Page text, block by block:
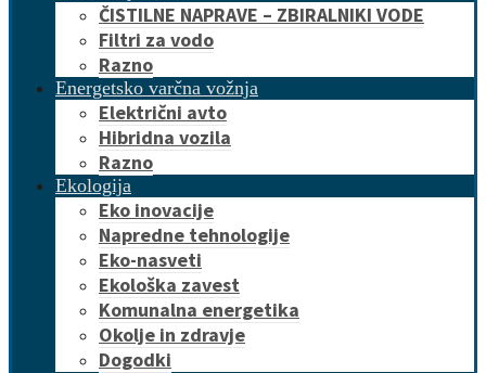
ČISTILNE NAPRAVE – ZBIRALNIKI VODE
Filtri za vodo
Razno
Energetsko varčna vožnja
Električni avto
Hibridna vozila
Razno
Ekologija
Eko inovacije
Napredne tehnologije
Eko-nasveti
Ekološka zavest
Komunalna energetika
Okolje in zdravje
Dogodki